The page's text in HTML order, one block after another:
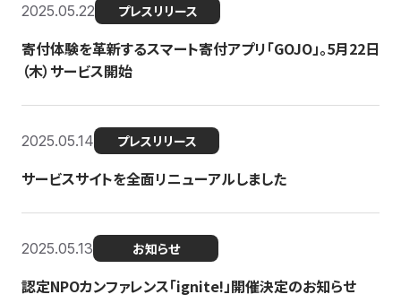
2025.05.22 プレスリリース
寄付体験を革新するスマート寄付アプリ「GOJO」。5月22日
（木）サービス開始
2025.05.14 プレスリリース
サービスサイトを全面リニューアルしました
2025.05.13 お知らせ
認定NPOカンファレンス「ignite!」開催決定のお知らせ